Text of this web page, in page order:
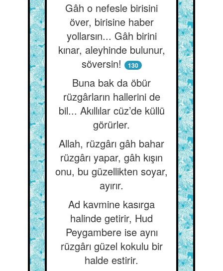
Gâh o nefesle birisini
över, birisine haber
yollarsın... Gâh birini
kınar, aleyhinde bulunur,
söversin!
130
Buna bak da öbür
rüzgârların hallerini de
bil... Akıllılar cüz’de küllü
görürler.
Allah, rüzgârı gâh bahar
rüzgârı yapar, gâh kışın
onu, bu güzellikten soyar,
ayırır.
Ad kavmine kasırga
halinde getirir, Hud
Peygambere ise aynı
rüzgârı güzel kokulu bir
halde estirir.